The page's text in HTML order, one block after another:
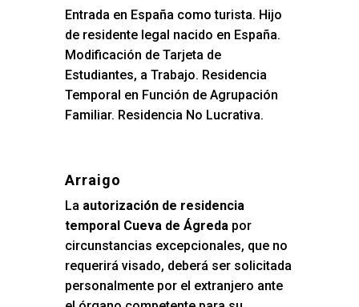
Entrada en España como turista. Hijo
de residente legal nacido en España.
Modificación de Tarjeta de
Estudiantes, a Trabajo. Residencia
Temporal en Función de Agrupación
Familiar. Residencia No Lucrativa.
Arraigo
La autorización de residencia
temporal Cueva de Ágredapor
circunstancias excepcionales, que no
requerirá visado, deberá ser solicitada
personalmente por el extranjero ante